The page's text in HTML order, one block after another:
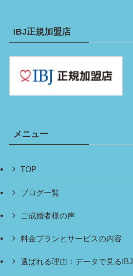
IBJ正規加盟店
メニュー
TOP
ブログ一覧
ご成婚者様の声
料金プランとサービスの内容
選ばれる理由：データで見るIBJ